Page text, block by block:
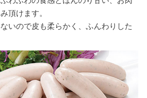
頂けます。
いので皮も柔らかく、ふんわりした